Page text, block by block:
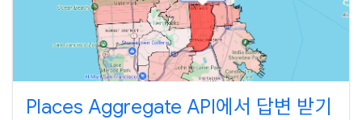
Places Aggregate API에서 답변 받기